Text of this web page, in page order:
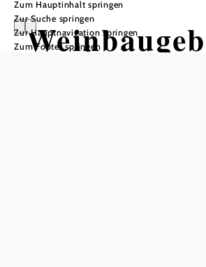
Zum Hauptinhalt springen
Zur Suche springen
Zur Hauptnavigation springen
Zum Footer springen